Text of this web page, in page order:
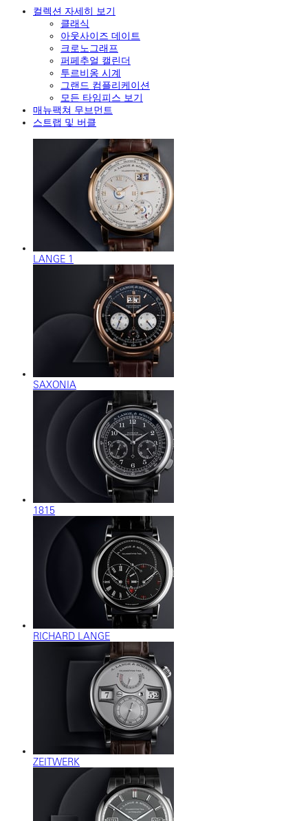
컬렉션 자세히 보기
클래식
아웃사이즈 데이트
크로노그래프
퍼페추얼 캘린더
투르비옹 시계
그랜드 컴플리케이션
모든 타임피스 보기
매뉴팩쳐 무브먼트
스트랩 및 버클
LANGE 1
SAXONIA
1815
RICHARD LANGE
ZEITWERK